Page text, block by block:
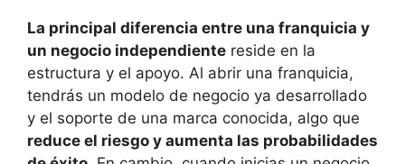
La principal diferencia entre una franquicia y
un negocio independiente reside en la
estructura y el apoyo. Al abrir una franquicia,
tendrás un modelo de negocio ya desarrollado
y el soporte de una marca conocida, algo que
reduce el riesgo y aumenta las probabilidades